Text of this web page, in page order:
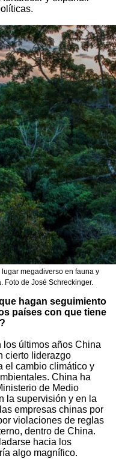
megadiverso en fauna y
Foto de José Schreckinger.
hagan seguimiento
países con que tiene
últimos años China
cierto liderazgo
el cambio climático y
China ha
de Medio
la supervisión y en la
empresas chinas por
violaciones de reglas
dentro de China.
hacia los
algo magnífico.